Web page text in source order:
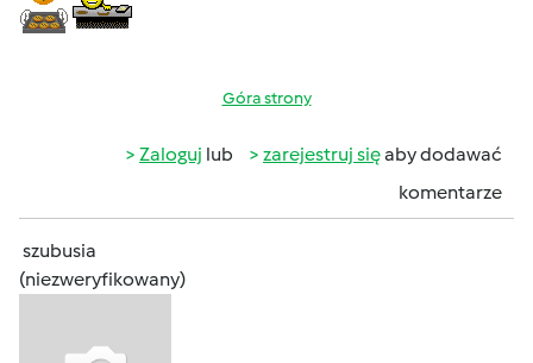
Góra strony
Zaloguj lub zarejestruj sięaby dodawać
komentarze
szubusia
(niezweryfikowany)